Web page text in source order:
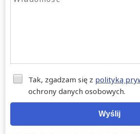
Tak, zgadzam się z polityką
ochrony danych osobowych.
Wyślij